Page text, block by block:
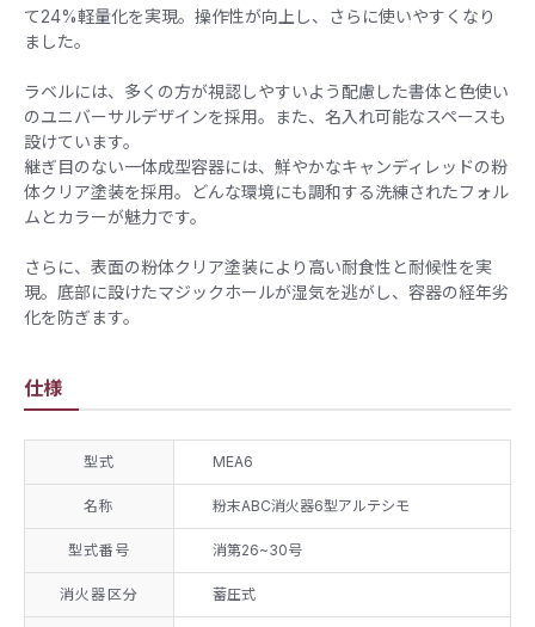
て24%軽量化を実現。操作性が向上し、さらに使いやすくなり
ました。
ラベルには、多くの方が視認しやすいよう配慮した書体と色使い
のユニバーサルデザインを採用。また、名入れ可能なスペースも
設けています。
継ぎ目のない一体成型容器には、鮮やかなキャンディレッドの粉
体クリア塗装を採用。どんな環境にも調和する洗練されたフォル
ムとカラーが魅力です。
さらに、表面の粉体クリア塗装により高い耐食性と耐候性を実
現。底部に設けたマジックホールが湿気を逃がし、容器の経年劣
化を防ぎます。
仕様
型式 MEA6
名称 粉末ABC消火器6型アルテシモ
型式番号 消第26~30号
消火器区分 蓄圧式